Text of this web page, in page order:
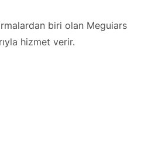
biri olan Meguiars
hizmet verir.